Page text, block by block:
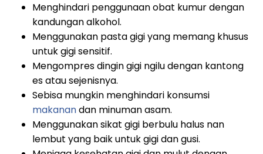
Menghindari penggunaan obat kumur dengan
kandungan alkohol.
Menggunakan pasta gigi yang memang khusus
untuk gigi sensitif.
Mengompres dingin gigi ngilu dengan kantong
es atau sejenisnya.
Sebisa mungkin menghindari konsumsi
makanandan minuman asam.
Menggunakan sikat gigi berbulu halus nan
lembut yang baik untuk gigi dan gusi.